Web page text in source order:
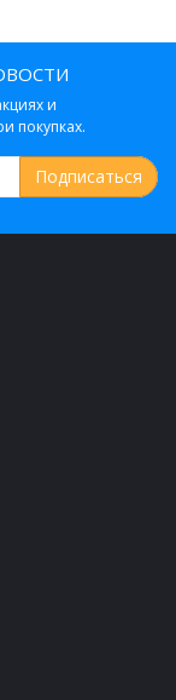
и
покупках.